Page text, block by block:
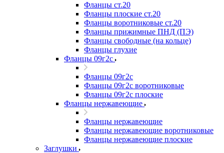
Фланцы ст.20
Фланцы плоские ст.20
Фланцы воротниковые ст.20
Фланцы прижимные ПНД (ПЭ)
Фланцы свободные (на кольце)
Фланцы глухие
Фланцы 09г2с
Фланцы 09г2с
Фланцы 09г2с воротниковые
Фланцы 09г2с плоские
Фланцы нержавеющие
Фланцы нержавеющие
Фланцы нержавеющие воротниковые
Фланцы нержавеющие плоские
Заглушки